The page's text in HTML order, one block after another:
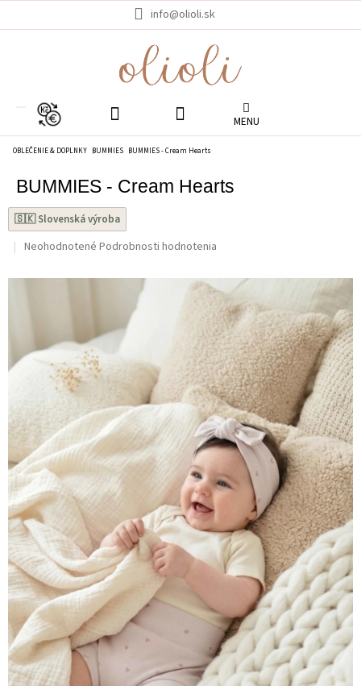
info@olioli.sk
EUR
OBLEČENIE & DOPLNKY BUMMIES BUMMIES - Cream Hearts
BUMMIES - Cream Hearts
🇸🇰 Slovenská výroba
Priemerné
produktu
hviezdičiek.
Neohodnotené Podrobnosti hodnotenia